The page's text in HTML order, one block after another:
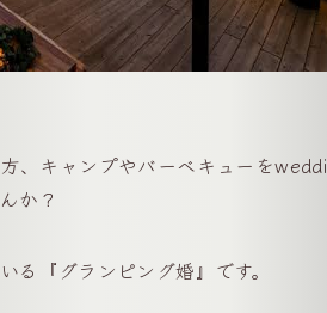
、キャンプやバーベキューを
か？
る『グランピング婚』です。